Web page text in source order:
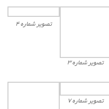
تصویر شماره ۳
تصویر شماره ۴
تصویر شماره ۷